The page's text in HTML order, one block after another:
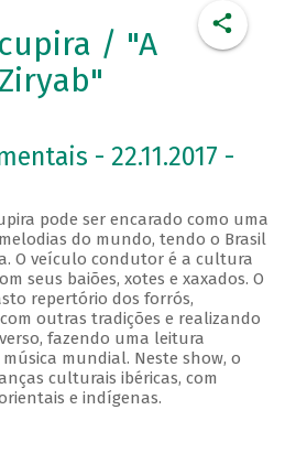
/ "A
- 22.11.2017 -
pode ser encarado como uma
do mundo, tendo o Brasil
O veículo condutor é a cultura
seus baiões, xotes e xaxados. O
repertório dos forrós,
outras tradições e realizando
fazendo uma leitura
mundial. Neste show, o
culturais ibéricas, com
e indígenas.